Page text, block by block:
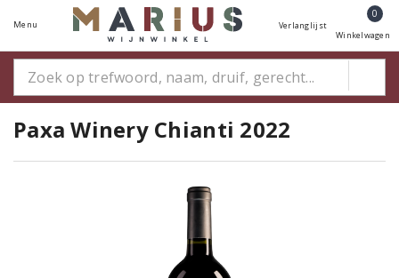
Menu Verlanglijst
0
Winkelwagen
Paxa Winery Chianti 2022